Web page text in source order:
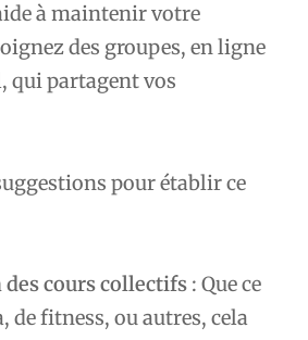
à maintenir votre
des groupes, en ligne
qui partagent vos
pour établir ce
cours collectifs : Que ce
de fitness, ou autres, cela